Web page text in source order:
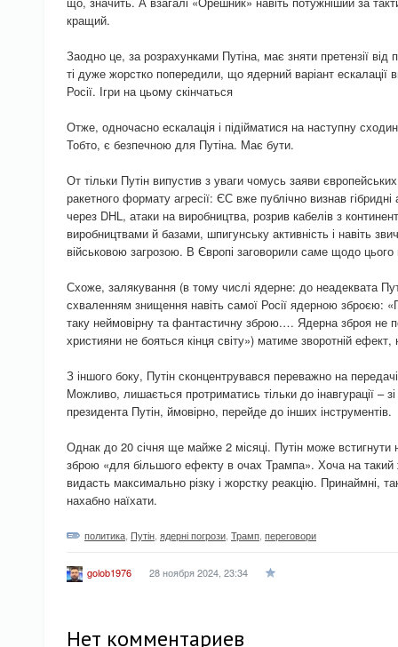
кращий.
Заодно це, за розрахунками Путіна, має зняти претензії
ті дуже жорстко попередили, що ядерний варіант ескалації
Росії. Ігри на цьому скінчаться
Отже, одночасно ескалація і підійматися на наступну
Тобто, є безпечною для Путіна. Має бути.
От тільки Путін випустив з уваги чомусь заяви
ракетного формату агресії: ЄС вже публічно визнав
через DHL, атаки на виробництва, розрив кабелів з
виробництвами й базами, шпигунську активність і навіть
військовою загрозою. В Європі заговорили саме щодо
Схоже, залякування (в тому числі ядерне: до неадеквата
схваленням знищення навіть самої Росії ядерною зброєю:
таку неймовірну та фантастичну зброю.… Ядерна зброя не
християни не бояться кінця світу») матиме зворотній ефект,
З іншого боку, Путін сконцентрувався переважно на
Можливо, лишається протриматись тільки до інавгурації –
президента Путін, ймовірно, перейде до інших інструментів.
Однак до 20 січня ще майже 2 місяці. Путін може встигнути
зброю «для більшого ефекту в очах Трампа». Хоча на
видасть максимально різку і жорстку реакцію. Принаймні,
нахабно наїхати.
политика Путін ядерні погрози Трамп переговори
golob1976 28 ноября 2024, 23:34
Нет комментариев